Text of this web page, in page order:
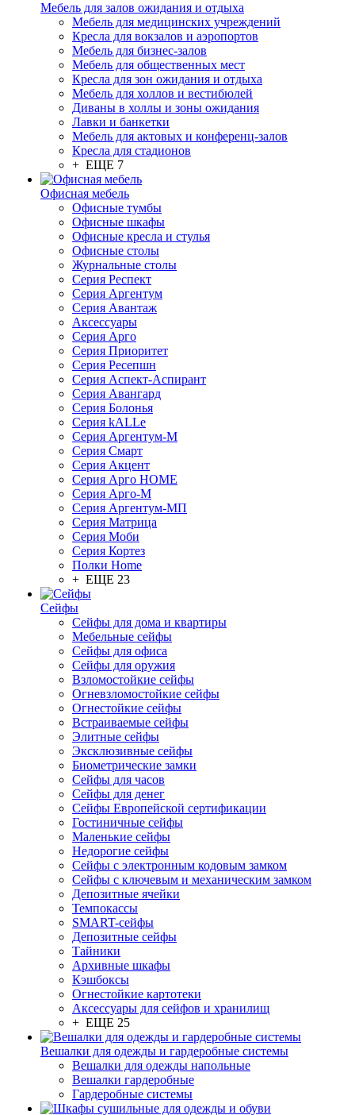
Мебель для залов ожидания и отдыха
Мебель для медицинских учреждений
Кресла для вокзалов и аэропортов
Мебель для бизнес-залов
Мебель для общественных мест
Кресла для зон ожидания и отдыха
Мебель для холлов и вестибюлей
Диваны в холлы и зоны ожидания
Лавки и банкетки
Мебель для актовых и конференц-залов
Кресла для стадионов
+ ЕЩЕ 7
Офисная мебель
Офисные тумбы
Офисные шкафы
Офисные кресла и стулья
Офисные столы
Журнальные столы
Серия Респект
Серия Аргентум
Серия Авантаж
Аксессуары
Серия Арго
Серия Приоритет
Серия Ресепшн
Серия Аспект-Аспирант
Серия Авангард
Серия Болонья
Серия kALLe
Серия Аргентум-М
Серия Смарт
Серия Акцент
Серия Арго HOME
Серия Арго-М
Серия Аргентум-МП
Серия Матрица
Серия Моби
Серия Кортез
Полки Home
+ ЕЩЕ 23
Сейфы
Сейфы для дома и квартиры
Мебельные сейфы
Сейфы для офиса
Сейфы для оружия
Взломостойкие сейфы
Огневзломостойкие сейфы
Огнестойкие сейфы
Встраиваемые сейфы
Элитные сейфы
Эксклюзивные сейфы
Биометрические замки
Сейфы для часов
Сейфы для денег
Сейфы Европейской сертификации
Гостиничные сейфы
Маленькие сейфы
Недорогие сейфы
Сейфы с электронным кодовым замком
Сейфы с ключевым и механическим замком
Депозитные ячейки
Темпокассы
SMART-сейфы
Депозитные сейфы
Тайники
Архивные шкафы
Кэшбоксы
Огнестойкие картотеки
Аксессуары для сейфов и хранилищ
+ ЕЩЕ 25
Вешалки для одежды и гардеробные системы
Вешалки для одежды напольные
Вешалки гардеробные
Гардеробные системы